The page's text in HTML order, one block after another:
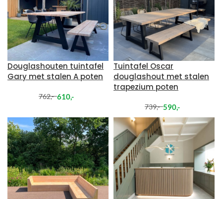
Douglashouten tuintafel
Gary met stalen A poten
762,- 610,-
Tuintafel Oscar
douglashout met stalen
trapezium poten
739,- 590,-